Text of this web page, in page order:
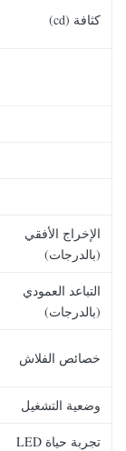
كثافة (cd)
الإخراج الأفقي
(بالدرجات)
التباعد العمودي
(بالدرجات)
خصائص الفلاش
وضعية التشغيل
تجربة حياة LED